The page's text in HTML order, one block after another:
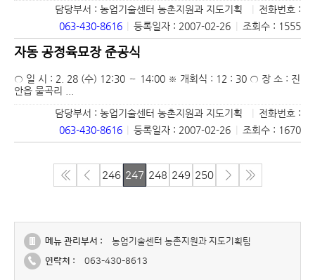
담당부서 : 농업기술센터 농촌지원과 지도기획
전화번호 :
063-430-8616
등록일자 : 2007-02-26 조회수 : 1555
자동 공정육묘장 준공식
○ 일 시 : 2. 28 (수) 12:30 ～ 14:00 ※ 개회식 : 12 : 30 ○ 장 소 : 진
안읍 물곡리 ...
담당부서 : 농업기술센터 농촌지원과 지도기획
전화번호 :
063-430-8616
등록일자 : 2007-02-26 조회수 : 1670
246 247 248 249 250
메뉴 관리부서 :
농업기술센터 농촌지원과 지도기획팀
연락처 :
063-430-8613